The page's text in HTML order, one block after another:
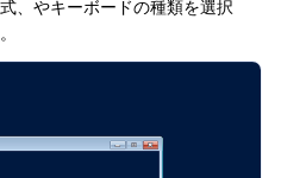
、やキーボードの種類を選択